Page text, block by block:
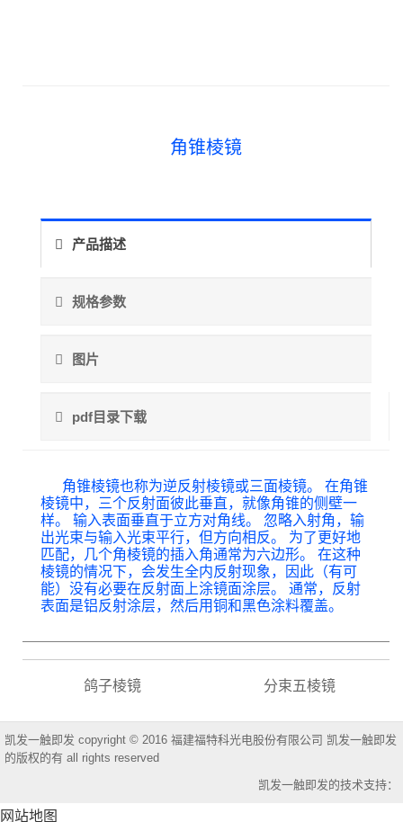
角锥棱镜
产品描述
规格参数
图片
pdf目录下载
角锥棱镜也称为逆反射棱镜或三面棱镜。 在角锥
棱镜中，三个反射面彼此垂直，就像角锥的侧壁一
样。 输入表面垂直于立方对角线。 忽略入射角，输
出光束与输入光束平行，但方向相反。 为了更好地
匹配，几个角棱镜的插入角通常为六边形。 在这种
棱镜的情况下，会发生全内反射现象，因此（有可
能）没有必要在反射面上涂镜面涂层。 通常，反射
表面是铝反射涂层，然后用铜和黑色涂料覆盖。
分束五棱镜
鸽子棱镜
凯发一触即发 copyright © 2016 福建福特科光电股份有限公司 凯发一触即发
的版权的有 all rights reserved
凯发一触即发的技术支持：
网站地图